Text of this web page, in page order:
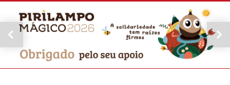
Previous